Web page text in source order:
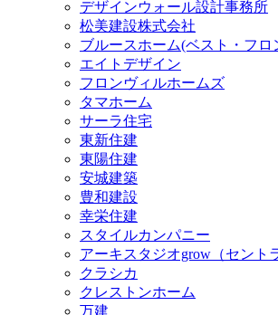
デザインウォール設計事務所
松美建設株式会社
ブルースホーム(ベスト・フロ
エイトデザイン
フロンヴィルホームズ
タマホーム
サーラ住宅
東新住建
東陽住建
安城建築
豊和建設
幸栄住建
スタイルカンパニー
アーキスタジオgrow（セント
クラシカ
クレストンホーム
万建